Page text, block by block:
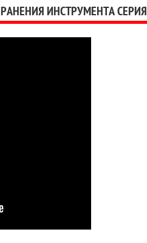
ИНСТРУМЕНТА СЕРИЯ